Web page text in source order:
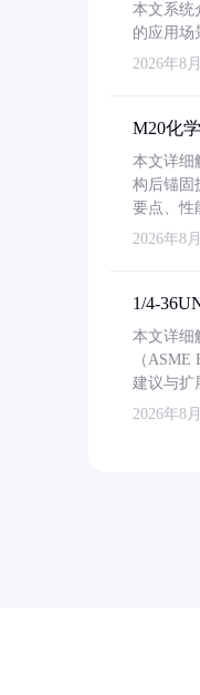
本文系统
的应用场
2026年8
M20化
本文详细
构后锚固
要点、性
2026年8
1/4-
本文详细
（
建议与扩
2026年8